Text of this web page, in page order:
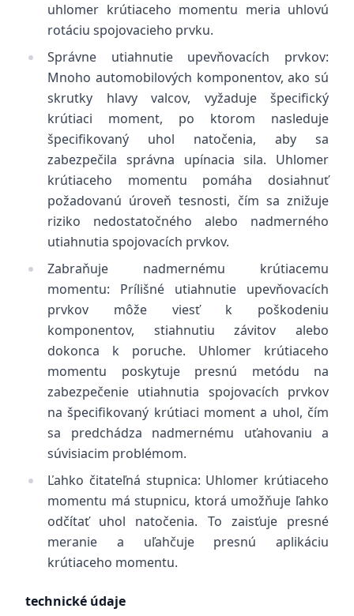
uhlomer krútiaceho momentu meria uhlovú
rotáciu spojovacieho prvku.
Správne utiahnutie upevňovacích prvkov:
Mnoho automobilových komponentov, ako sú
skrutky hlavy valcov, vyžaduje špecifický
krútiaci moment, po ktorom nasleduje
špecifikovaný uhol natočenia, aby sa
zabezpečila správna upínacia sila. Uhlomer
krútiaceho momentu pomáha dosiahnuť
požadovanú úroveň tesnosti, čím sa znižuje
riziko nedostatočného alebo nadmerného
utiahnutia spojovacích prvkov.
Zabraňuje nadmernému krútiacemu
momentu: Prílišné utiahnutie upevňovacích
prvkov môže viesť k poškodeniu
komponentov, stiahnutiu závitov alebo
dokonca k poruche. Uhlomer krútiaceho
momentu poskytuje presnú metódu na
zabezpečenie utiahnutia spojovacích prvkov
na špecifikovaný krútiaci moment a uhol, čím
sa predchádza nadmernému uťahovaniu a
súvisiacim problémom.
Ľahko čitateľná stupnica: Uhlomer krútiaceho
momentu má stupnicu, ktorá umožňuje ľahko
odčítať uhol natočenia. To zaisťuje presné
meranie a uľahčuje presnú aplikáciu
krútiaceho momentu.
technické údaje